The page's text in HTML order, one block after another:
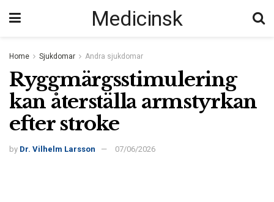
Medicinsk
Home Sjukdomar Andra sjukdomar
Ryggmärgsstimulering
kan återställa armstyrkan
efter stroke
by Dr. Vilhelm Larsson 07/06/2026